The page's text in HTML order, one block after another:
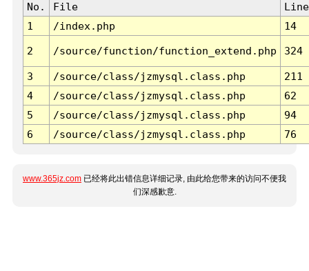
No. File
Line
1
/index.php 14
2 /source/function/function_extend.php 324
3 /source/class/jzmysql.class.php
211
4
/source/class/jzmysql.class.php
62
5
/source/class/jzmysql.class.php
94
6
/source/class/jzmysql.class.php 76
www.365jz.com 已经将此出错信息详细记录, 由此给您带来的访问不便我
们深感歉意.